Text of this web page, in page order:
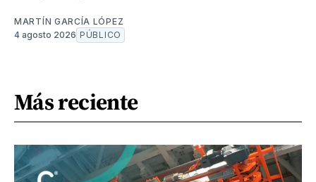
MARTÍN GARCÍA LÓPEZ
4 agosto 2026 PÚBLICO
Más reciente